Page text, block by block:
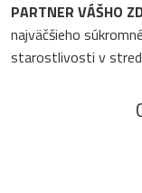
PARTNER VÁŠHO
najväčšieho
starostlivosti v